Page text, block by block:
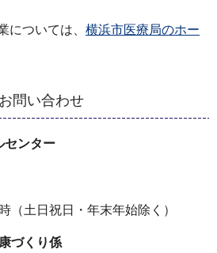
については、 横浜市医療局のホー
問い合わせ
センター
土日祝日・年末年始除く）
づくり係